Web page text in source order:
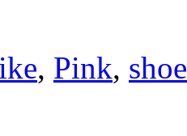
, Pink,